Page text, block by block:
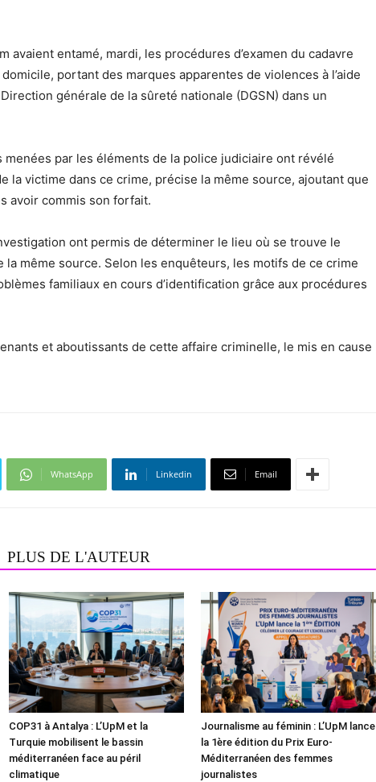
avaient entamé, mardi, les procédures d’examen du cadavre
portant des marques apparentes de violences à l’aide
générale de la sûreté nationale (DGSN) dans un
par les éléments de la police judiciaire ont révélé
la victime dans ce crime, précise la même source, ajoutant que
avoir commis son forfait.
ont permis de déterminer le lieu où se trouve le
la même source. Selon les enquêteurs, les motifs de ce crime
familiaux en cours d’identification grâce aux procédures
et aboutissants de cette affaire criminelle, le mis en cause
WhatsApp Linkedin Email
PLUS DE L'AUTEUR
COP31 à Antalya : L’UpM et la
Turquie mobilisent le bassin
méditerranéen face au péril
climatique
Journalisme au féminin : L’UpM lance
la 1ère édition du Prix Euro-
Méditerranéen des femmes
journalistes